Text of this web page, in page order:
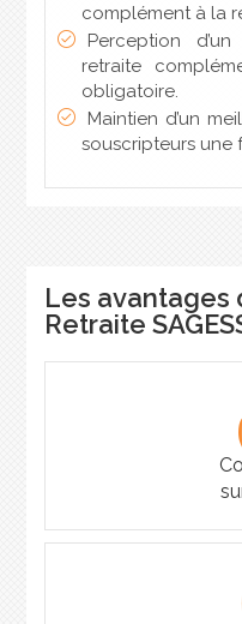
complément à la
Perception
retraite
obligatoire.
Maintien d’un
souscripteurs une
Les avantages
Retraite